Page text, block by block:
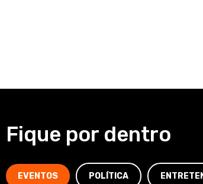
Fique por dentro
EVENTOS POLÍTICA